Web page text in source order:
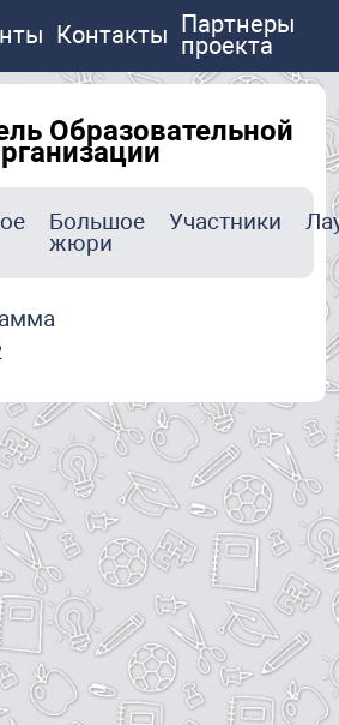
Контакты Партнеры
проекта
Образовательной
Большое
жюри
Участники